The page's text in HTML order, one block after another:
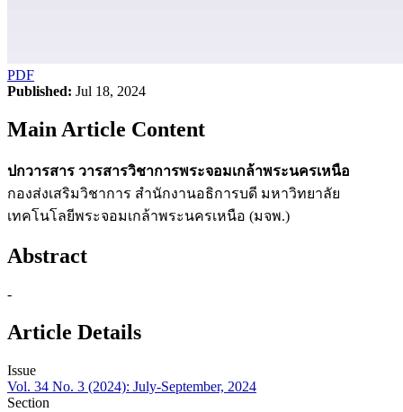
PDF
Published: Jul 18, 2024
Main Article Content
ปกวารสาร วารสารวิชาการพระจอมเกล้าพระนครเหนือ
กองส่งเสริมวิชาการ สำนักงานอธิการบดี มหาวิทยาลัย
เทคโนโลยีพระจอมเกล้าพระนครเหนือ (มจพ.)
Abstract
-
Article Details
Issue
Vol. 34 No. 3 (2024): July-September, 2024
Section